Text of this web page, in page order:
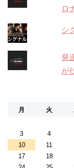
ロ
シ
発
が
月 火
3
4
10
11
17
18